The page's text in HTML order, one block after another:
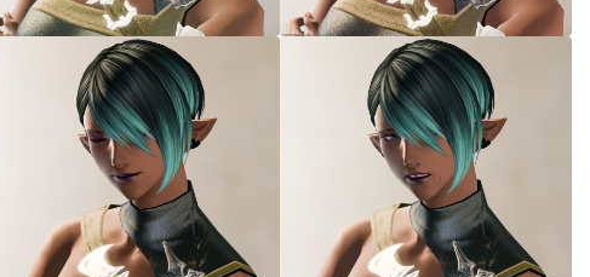
七分丈
八分丈
極シタデル・ボズヤ追憶戦